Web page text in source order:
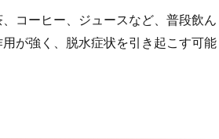
コーヒー、ジュースなど、普段飲ん
が強く、脱水症状を引き起こす可能